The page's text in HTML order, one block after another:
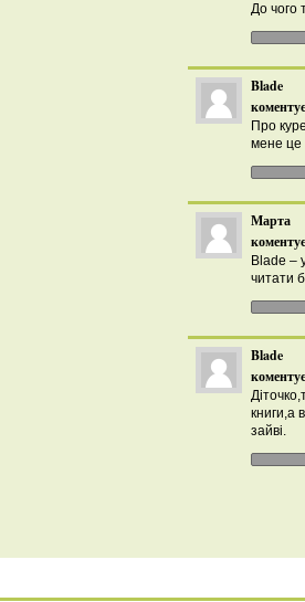
До чого
Blade
Про
мене це
Марта
Blade –
читати
Blade
книги,а
зайві.